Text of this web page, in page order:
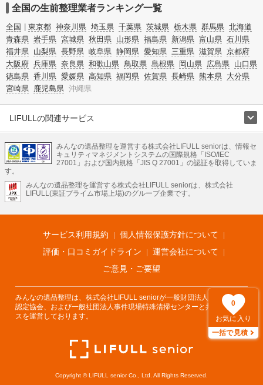
0
お気に入り
一括で見積
全国の生前整理業者ランキング一覧
全国 東京都 神奈川県 埼玉県 千葉県 茨城県 栃木県 群馬県 北海道
青森県 岩手県 宮城県 秋田県 山形県 福島県 新潟県 富山県 石川県
福井県 山梨県 長野県 岐阜県 静岡県 愛知県 三重県 滋賀県 京都府
大阪府 兵庫県 奈良県 和歌山県 鳥取県 島根県 岡山県 広島県 山口県
徳島県 香川県 愛媛県 高知県 福岡県 佐賀県 長崎県 熊本県 大分県
宮崎県 鹿児島県 沖縄県
LIFULLの関連サービス
不動産・住宅
引越し 老人ホーム 地方創生 ママの就労支援
不動産クラウドファンディング 遺品整理 老後の暮らし情報
LIFULL HOME'Sのサービス
不動産・住宅
不動産査定 マンション専門売却査定 不動産投資 アドバイザー
不動産アーカイブ
空き家バンク 家賃相場 不動産会社
まちむすび
不動産用語集 住まいのお役立ち情報
LIFULL HOME'S PRESS
アプリ 不動産データ 不動産転職
みんなの遺品整理を運営する株式会社LIFULL seniorは、情報セ
キュリティマネジメントシステムの国際規格「ISO/IEC
27001」および国内規格「JIS Q 27001」の認証を取得していま
す。
みんなの遺品整理を運営する株式会社LIFULL seniorは、株式会社
LIFULL(東証プライム市場上場)のグループ企業です。
サービス利用規約
個人情報保護方針について
評価・口コミガイドライン
運営会社について
ご意見・ご要望
みんなの遺品整理は、株式会社LIFULL seniorが一般財団法人遺品整理士
認定協会、および一般社団法人事件現場特殊清掃センターと共同でサービ
スを運営しております。
Copyright © LIFULL senior Co., Ltd. All Rights Reserved.